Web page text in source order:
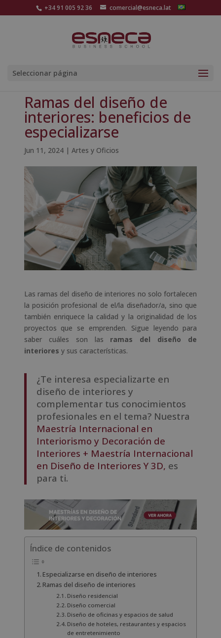
+34 91 005 92 36 comercial@esneca.lat
Seleccionar página
Ramas del diseño de
interiores: beneficios de
especializarse
Jun 11, 2024| Artes y Oficios
Las ramas del diseño de interiores no solo fortalecen
la posición profesional de el/la diseñador/a, sino que
también enriquece la calidad y la originalidad de los
proyectos que se emprenden. Sigue leyendo para
saber cuáles son las ramas del diseño de
interiores y sus características.
¿Te interesa especializarte en
diseño de interiores y
complementar tus conocimientos
profesionales en el tema? Nuestra
Maestría Internacional en
Interiorismo y Decoración de
Interiores + Maestría Internacional
en Diseño de Interiores Y 3D, es
para ti.
Índice de contenidos
Especializarse en diseño de interiores
Ramas del diseño de interiores
Diseño residencial
Diseño comercial
Diseño de oficinas y espacios de salud
Diseño de hoteles, restaurantes y espacios
de entretenimiento